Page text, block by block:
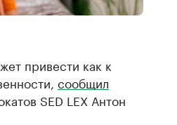
привести как к
сообщил
SED LEX Антон